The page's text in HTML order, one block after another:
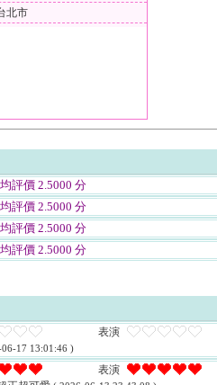
北市
評價 2.5000 分
評價 2.5000 分
評價 2.5000 分
評價 2.5000 分
表演
17 13:01:46 )
表演